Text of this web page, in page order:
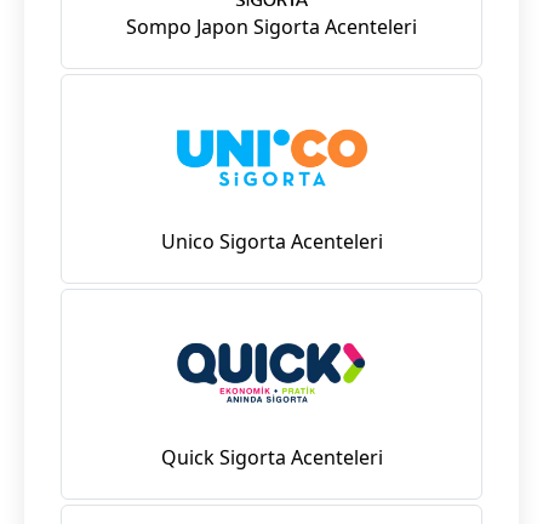
Sompo Japon Sigorta Acenteleri
Unico Sigorta Acenteleri
Quick Sigorta Acenteleri